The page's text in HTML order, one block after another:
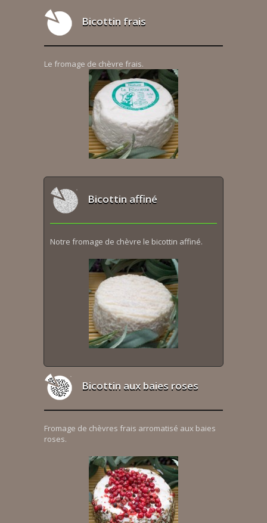
Bicottin frais
Le fromage de chèvre frais.
Bicottin affiné
Notre fromage de chèvre le bicottin affiné.
Bicottin aux baies roses
Fromage de chèvres frais arromatisé aux baies
roses.